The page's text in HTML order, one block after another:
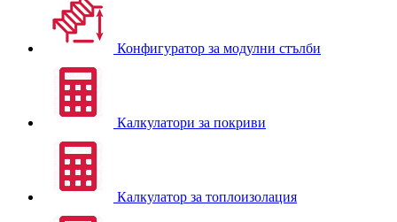
Конфигуратор за модулни стълби
Калкулатори за покриви
Калкулатор за топлоизолация